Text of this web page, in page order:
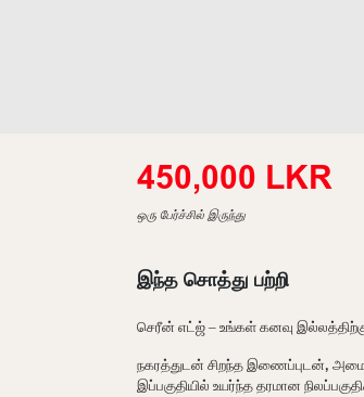
450,000 LKR
ஒரு பேர்ச்சில் இருந்து
இந்த சொத்து பற்றி
செரீன் எட்ஜ் – உங்கள் கனவு
நகரத்துடன் சிறந்த இணைப்புடன்,
இப்பகுதியில் உயர்ந்த தரமான